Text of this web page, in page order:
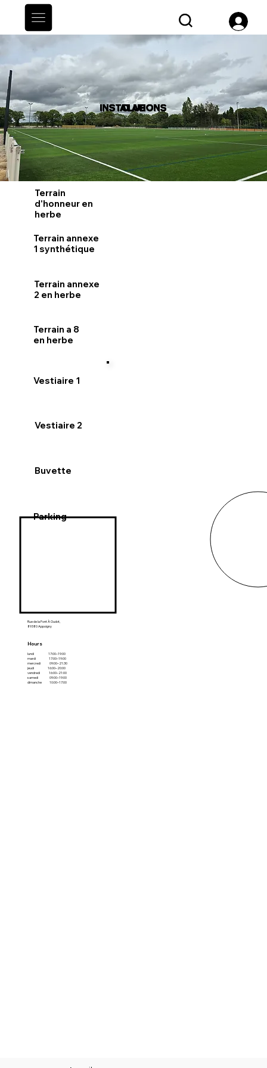
Location
Rue de la Font À Oudot,
89380 Appoigny
Hours
lundi 17:00–19:00
mardi 17:00–19:00
mercredi 09:00–21:30
jeudi 16:00–20:00
vendredi 16:00–21:00
samedi 09:00–19:00
dimanche 10:00–17:00
CLUB
INSTALATIONS
Terrain
d'honneur en
herbe
Terrain annexe
1 synthétique
Terrain a 8
en herbe
Terrain annexe
2 en herbe
Vestiaire 1
Buvette
Vestiaire 2
Parking